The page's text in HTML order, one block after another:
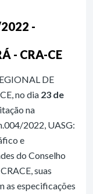
-
- CRA-CE
DE
no dia 23 de
na
2022, UASG:
e
do Conselho
suas
as especificações